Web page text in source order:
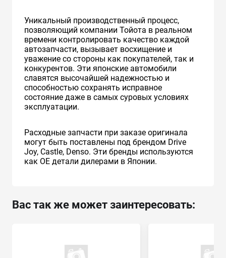
Уникальный производственный процесс,
позволяющий компании Тойота в реальном
времени контролировать качество каждой
автозапчасти, вызывает восхищение и
уважение со стороны как покупателей, так и
конкурентов. Эти японские автомобили
славятся высочайшей надежностью и
способностью сохранять исправное
состояние даже в самых суровых условиях
эксплуатации.
Расходные запчасти при заказе оригинала
могут быть поставлены под брендом Drive
Joy, Castle, Denso. Эти бренды используются
как ОЕ детали дилерами в Японии.
Вас так же может заинтересовать: